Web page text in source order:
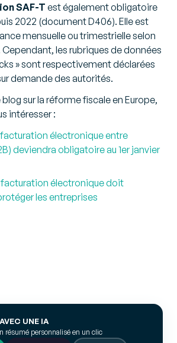
SAF-Test également obligatoire
2022 (document D406). Elle est
mensuelle ou trimestrielle selon
Cependant, les rubriques de données
» sont respectivement déclarées
demande des autorités.
sur la réforme fiscale en Europe,
intéresser :
facturation électronique entre
deviendra obligatoire au 1er janvier
facturation électronique doit
les entreprises
UNE IA
résumé personnalisé en un clic